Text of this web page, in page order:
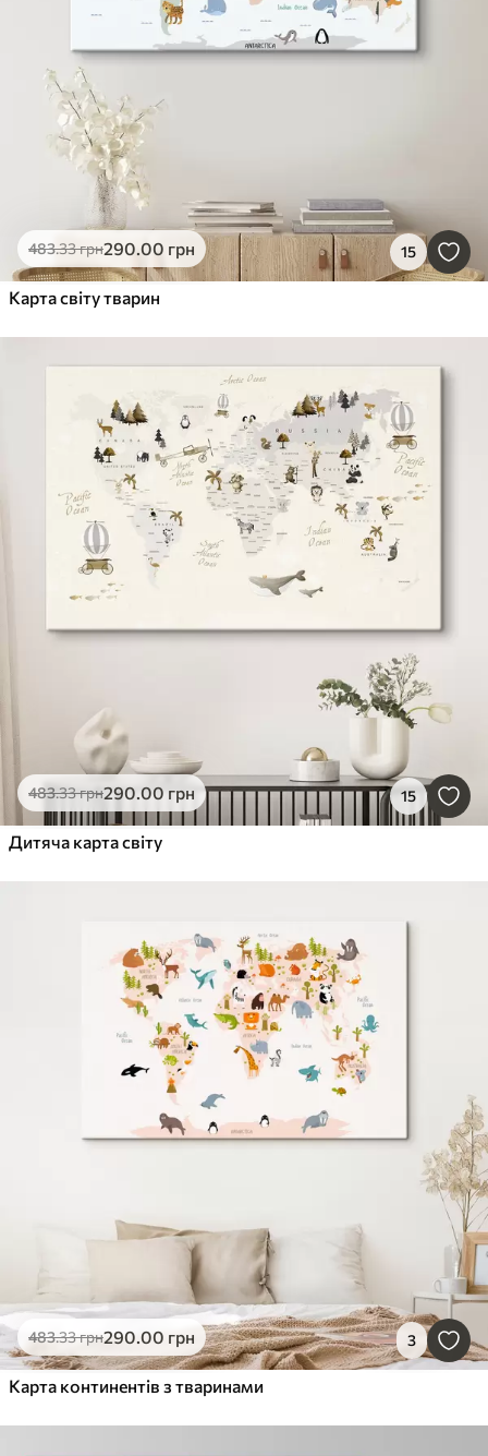
483.33грн290.00 грн 15
Карта світу тварин
483.33грн290.00 грн 15
Дитяча карта світу
483.33грн290.00 грн 3
Карта континентів з тваринами